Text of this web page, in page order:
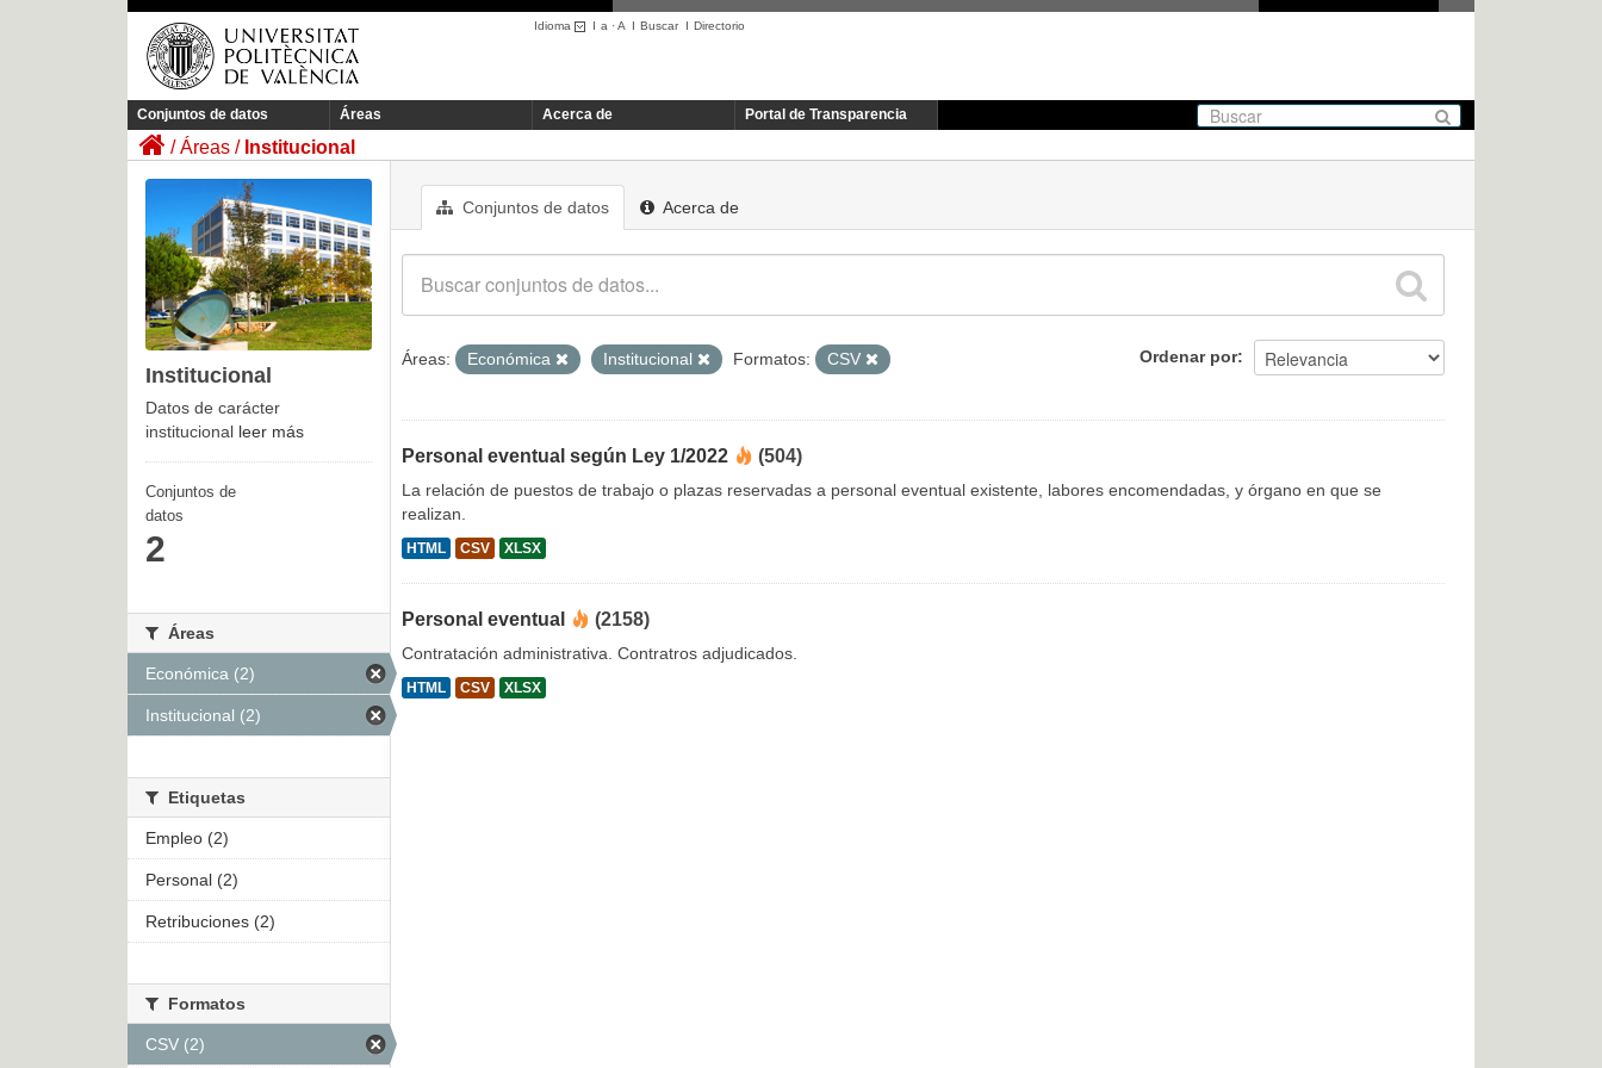
Idioma I a ·A I BuscarI Directorio
Conjuntos de datos Áreas Acerca de Portal de Transparencia
Áreas Institucional
Conjuntos de datos Acerca de
Ordenar por
Áreas: Económica Institucional Formatos: CSV
Personal eventual según Ley 1/2022 (504)
La relación de puestos de trabajo o plazas reservadas a personal eventual existente, labores encomendadas, y órgano en que se
realizan.
HTML CSV XLSX
Personal eventual (2158)
Contratación administrativa. Contratros adjudicados.
HTML CSV XLSX
Institucional
Datos de carácter
institucional leer más
Conjuntos de
datos
2
Áreas
Económica (2)
Institucional (2)
Etiquetas
Empleo (2)
Personal (2)
Retribuciones (2)
Formatos
CSV (2)